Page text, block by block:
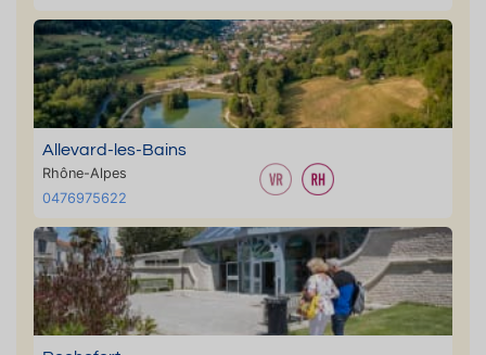
Allevard-les-Bains
Rhône-Alpes
0476975622